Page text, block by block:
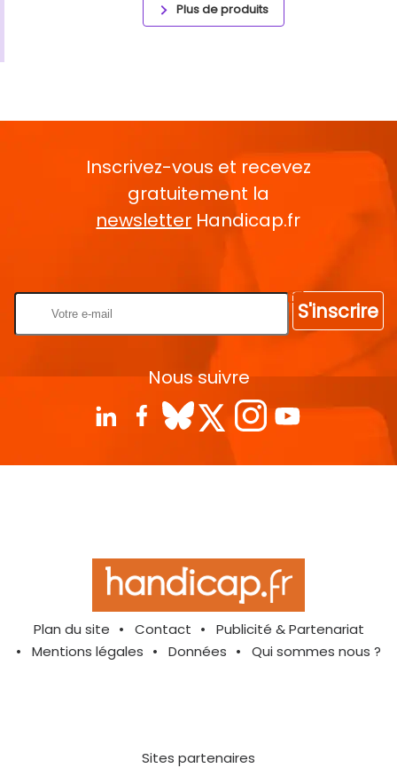
Plus de produits
Inscrivez-vous et recevez
gratuitement la
newsletter Handicap.fr
S'inscrire
Nous suivre
Plan du site Contact
Publicité & Partenariat
Mentions légales
Données Qui sommes nous ?
Sites partenaires